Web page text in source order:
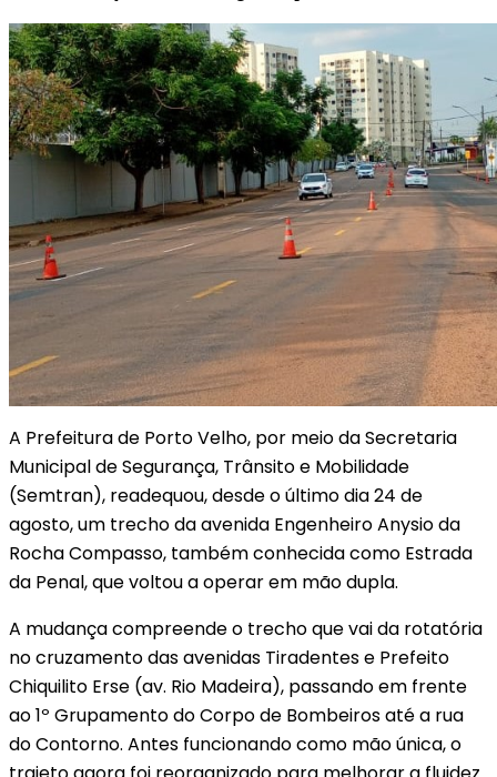
A Prefeitura de Porto Velho, por meio da Secretaria
Municipal de Segurança, Trânsito e Mobilidade
(Semtran), readequou, desde o último dia 24 de
agosto, um trecho da avenida Engenheiro Anysio da
Rocha Compasso, também conhecida como Estrada
da Penal, que voltou a operar em mão dupla.
A mudança compreende o trecho que vai da rotatória
no cruzamento das avenidas Tiradentes e Prefeito
Chiquilito Erse (av. Rio Madeira), passando em frente
ao 1º Grupamento do Corpo de Bombeiros até a rua
do Contorno. Antes funcionando como mão única, o